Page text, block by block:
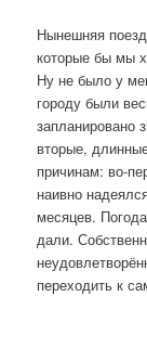
Нынешняя
которые бы мы
Ну не было у
городу были
запланировано
вторые,
причинам: во-
наивно
месяцев.
дали.
переходить к